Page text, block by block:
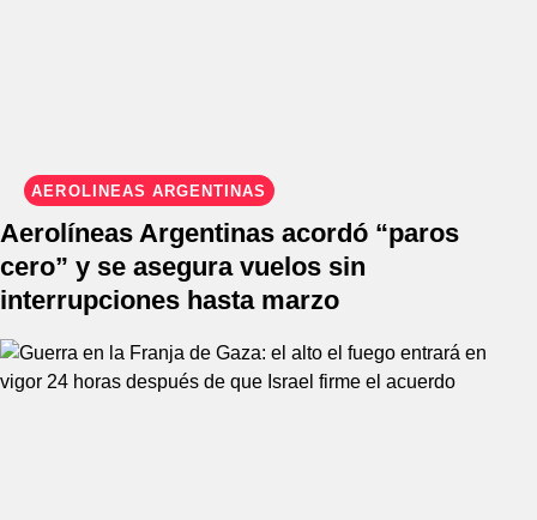
AEROLINEAS ARGENTINAS
Aerolíneas Argentinas acordó “paros
cero” y se asegura vuelos sin
interrupciones hasta marzo